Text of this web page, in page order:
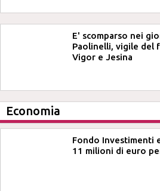
E' scomparso nei
Paolinelli, vigile del
Vigor e Jesina
Economia
Fondo Investimenti
11 milioni di euro